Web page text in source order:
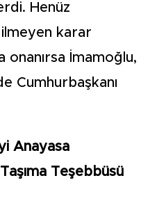
Henüz
karar
onanırsa İmamoğlu,
Cumhurbaşkanı
Anayasa
Teşebbüsü